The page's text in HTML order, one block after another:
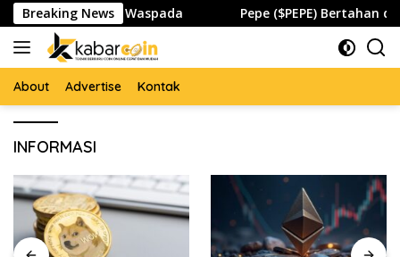
Skip
to
content
Breaking News
dan Global Waspada Pepe ($PEPE) Bertahan di
About Advertise Kontak
INFORMASI